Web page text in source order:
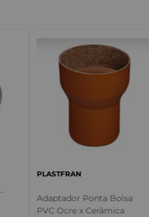
PLASTFRAN
Adaptador Ponta Bolsa
PVC Ocre x Cerâmica